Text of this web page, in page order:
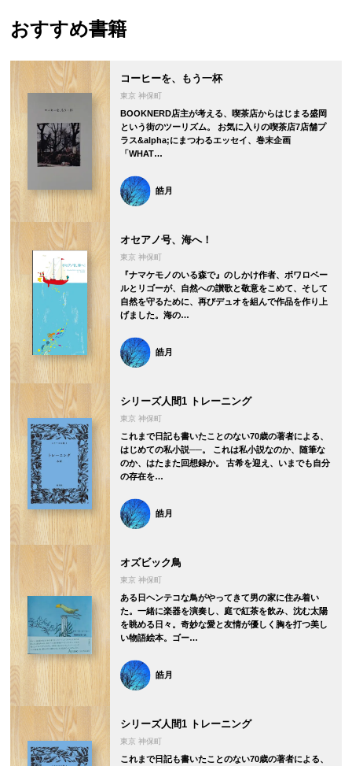
おすすめ書籍
コーヒーを、もう一杯
東京 神保町
BOOKNERD店主が考える、喫茶店からはじまる盛岡
という街のツーリズム。 お気に入りの喫茶店7店舗プ
ラス&alpha;にまつわるエッセイ、巻末企画
「WHAT…
皓月
オセアノ号、海へ！
東京 神保町
『ナマケモノのいる森で』のしかけ作者、ボワロベー
ルとリゴーが、自然への讃歌と敬意をこめて、そして
自然を守るために、再びデュオを組んで作品を作り上
げました。海の…
皓月
シリーズ人間1 トレーニング
東京 神保町
これまで日記も書いたことのない70歳の著者による、
はじめての私小説──。 これは私小説なのか、随筆な
のか、はたまた回想録か。 古希を迎え、いまでも自分
の存在を…
皓月
オズビック鳥
東京 神保町
ある日ヘンテコな鳥がやってきて男の家に住み着い
た。一緒に楽器を演奏し、庭で紅茶を飲み、沈む太陽
を眺める日々。奇妙な愛と友情が優しく胸を打つ美し
い物語絵本。ゴー…
皓月
シリーズ人間1 トレーニング
東京 神保町
これまで日記も書いたことのない70歳の著者による、